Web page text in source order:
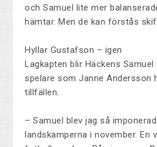
och Samuel lite mer
hämtar. Men de kan förstås
Hyllar Gustafson – igen
Lagkapten blir Häckens
spelare som Janne Andersson
tillfällen.
– Samuel blev jag så
landskamperna i november. En